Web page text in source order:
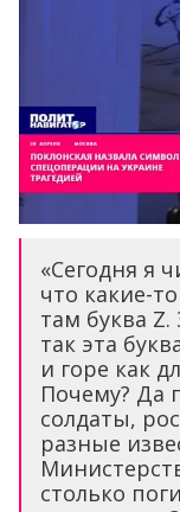
«Сегодня я
что какие-
там буква
так эта
и горе как
Почему? Да
солдаты,
разные
столько